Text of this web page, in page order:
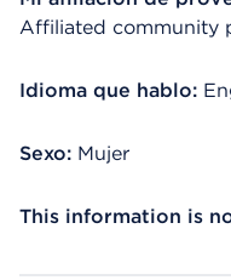
Affiliated community
Idioma que hablo:
Sexo: Mujer
This information is